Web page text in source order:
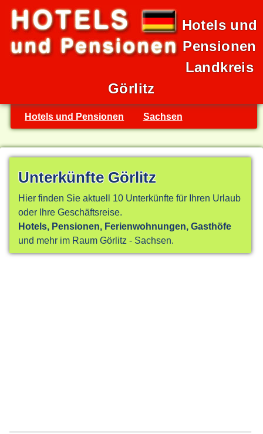
Hotels und
Pensionen
Landkreis
Görlitz
Hotels und Pensionen Sachsen
Unterkünfte Görlitz
Hier finden Sie aktuell 10 Unterkünfte für Ihren Urlaub
oder Ihre Geschäftsreise.
Hotels, Pensionen, Ferienwohnungen, Gasthöfe
und mehr im Raum Görlitz - Sachsen.